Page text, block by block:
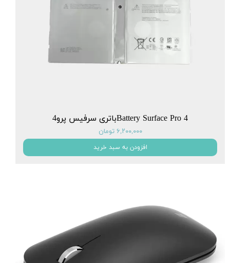
Battery Surface Pro 4باتری سرفیس پرو4
۶,۲۰۰,۰۰۰ تومان
افزودن به سبد خرید